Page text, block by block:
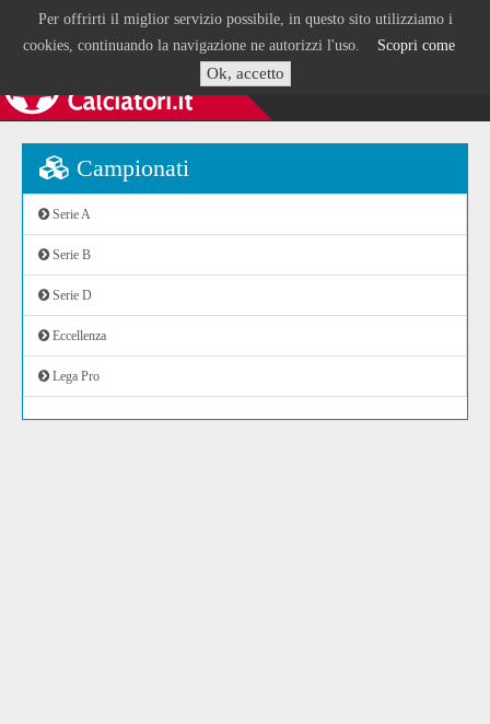
Per offrirti il miglior servizio possibile, in questo sito utilizziamo i
cookies, continuando la navigazione ne autorizzi l'uso. Scopri come
Ok, accetto
Campionati
Serie A
Serie B
Serie D
Eccellenza
Lega Pro